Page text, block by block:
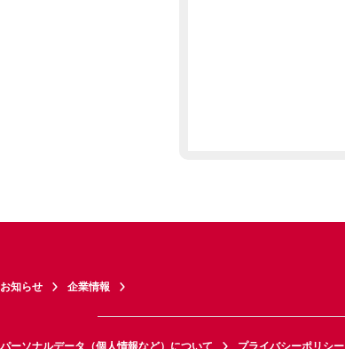
お知らせ 企業情報
パーソナルデータ（個人情報など）について プライバシーポリシー